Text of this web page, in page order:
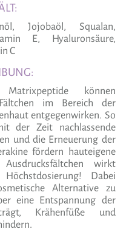
Jojobaöl, Squalan,
E, Hyaluronsäure,
C
können
im Bereich der
entgegenwirken. So
der Zeit nachlassende
und die Erneuerung der
fördern hauteigene
Ausdrucksfältchen wirkt
Dabei
Alternative zu
eine Entspannung der
Krähenfüße und